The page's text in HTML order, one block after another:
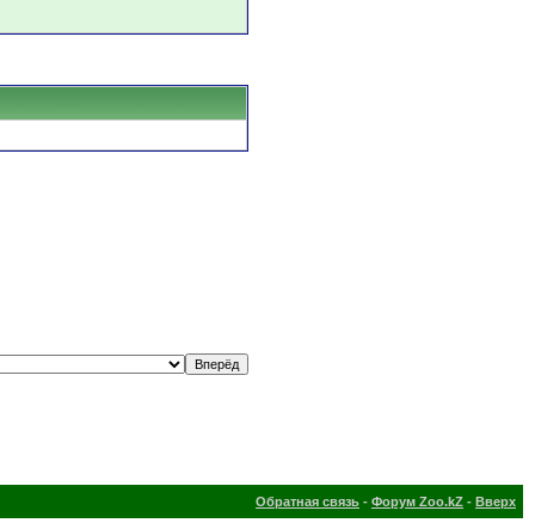
Обратная связь - Форум Zoo.kZ - Вверх